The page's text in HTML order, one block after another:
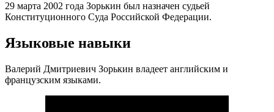
29 марта 2002 года Зорькин был назначен судьей
Конституционного Суда Российской Федерации.
Языковые навыки
Валерий Дмитриевич Зорькин владеет английским и
французским языками.